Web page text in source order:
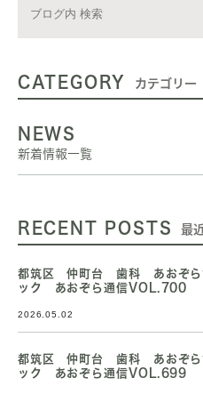
CATEGORY カテゴリー
NEWS
新着情報一覧
RECENT POSTS 最
都筑区 仲町台 歯科 あおぞら
ック あおぞら通信VOL.700
2026.05.02
都筑区 仲町台 歯科 あおぞら
ック あおぞら通信VOL.699